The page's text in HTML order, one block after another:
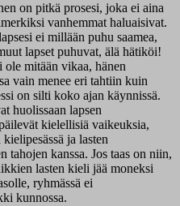
on pitkä prosesi, joka ei aina
vanhemmat haluaisivat.
ei millään puhu saamea,
lapset puhuvat, älä hätiköi!
ole mitään vikaa, hänen
vain menee eri tahtiin kuin
on silti koko ajan käynnissä.
huolissaan lapsen
kielellisiä vaikeuksia,
ja lasten
tahojen kanssa. Jos taas on niin,
lasten kieli jää moneksi
ryhmässä ei
kunnossa.